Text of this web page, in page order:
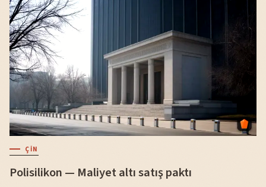
ÇIN
Polisilikon — Maliyet altı satış paktı